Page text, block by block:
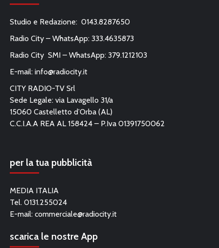
Studio e Redazione: 0143.8287650
Radio City – WhatsApp: 333.4635873
Radio City SMI – WhatsApp: 379.1212103
E-mail: info@radiocity.it
CITY RADIO-TV Srl
Sede Legale: via Lavagello 31/a
15060 Castelletto d’Orba (AL)
C.C.I.A.A REA AL 158424 – P.Iva 01391750062
per la tua pubblicità
MEDIA ITALIA
Tel. 0131.255024
E-mail: commerciale@radiocity.it
scarica le nostre App